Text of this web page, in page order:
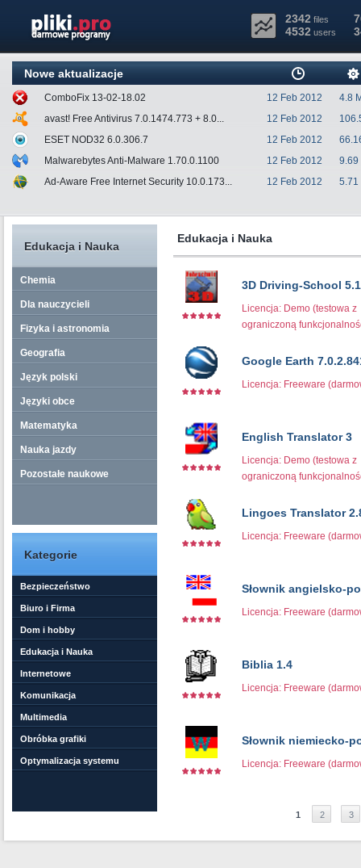
2342 files
4532 users
Nowe aktualizacje
ComboFix 13-02-18.02 12 Feb 2012
4.8
avast! Free Antivirus 7.0.1474.773 + 8.0...
12 Feb 2012
ESET NOD32 6.0.306.7
12 Feb 2012
Malwarebytes Anti-Malware 1.70.0.1100
12 Feb 2012
9.69
Ad-Aware Free Internet Security 10.0.173...
12 Feb 2012 5.71
Edukacja i Nauka
Chemia
Dla nauczycieli
Fizyka i astronomia
Geografia
Język polski
Języki obce
Matematyka
Nauka jazdy
Pozostałe naukowe
Kategorie
Bezpieczeństwo
Biuro i Firma
Dom i hobby
Edukacja i Nauka
Internetowe
Komunikacja
Multimedia
Obróbka grafiki
Optymalizacja systemu
Edukacja i Nauka
3D Driving-School 5.1
Licencja: Demo (testowa z
ograniczoną
Google Earth
Licencja: Freeware
English Translator 3
Licencja: Demo (testowa z
ograniczoną
Lingoes Translator
Licencja: Freeware
Słownik angielsko-
Licencja: Freeware
Biblia 1.4
Licencja: Freeware
Słownik niemiecko-
Licencja: Freeware
1 2 3